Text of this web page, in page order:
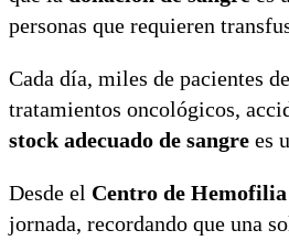
personas que requieren
Cada día, miles de pacientes
tratamientos oncológicos,
stock adecuado de sangre es
Desde el Centro de
jornada, recordando que una